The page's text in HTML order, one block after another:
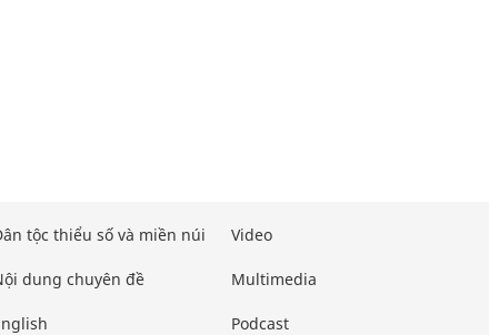
tộc thiểu số và miền núi
dung chuyên đề
Video
Multimedia
Podcast